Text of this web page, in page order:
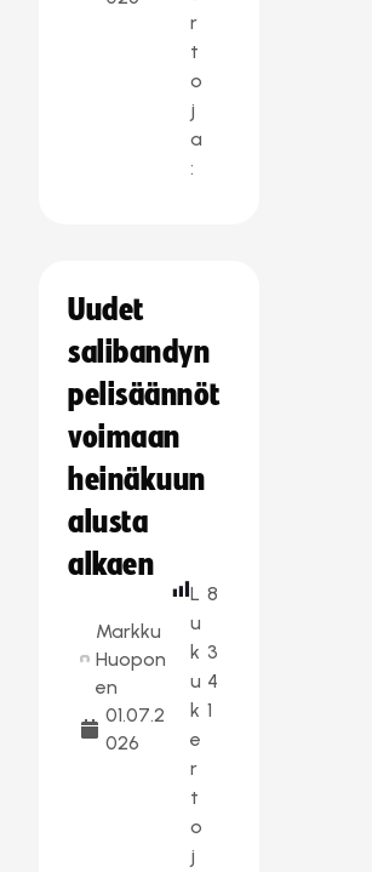
r
t
o
j
a
:
Uudet
salibandyn
pelisäännöt
voimaan
heinäkuun
alusta
alkaen
Markku
Huopon
en
01.07.2
026
L
u
k
u
k
e
r
t
o
j
8
3
4
1